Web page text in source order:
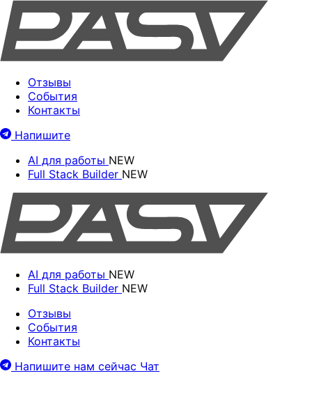
Отзывы
События
Контакты
Напишите
AI для работы NEW
Full Stack Builder NEW
AI для работы NEW
Full Stack Builder NEW
Отзывы
События
Контакты
Напишите нам сейчас Чат